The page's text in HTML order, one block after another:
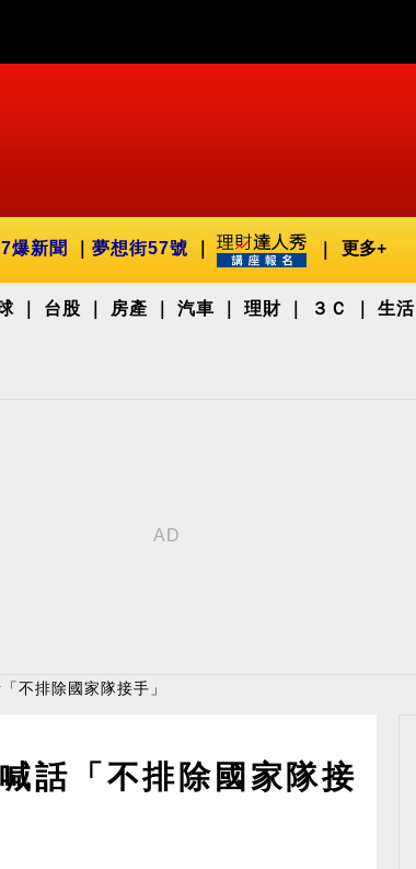
爆新聞 夢想街57號 更多+
台股 房產 汽車 理財 ３Ｃ 生活
不排除國家隊接手」
話「不排除國家隊接